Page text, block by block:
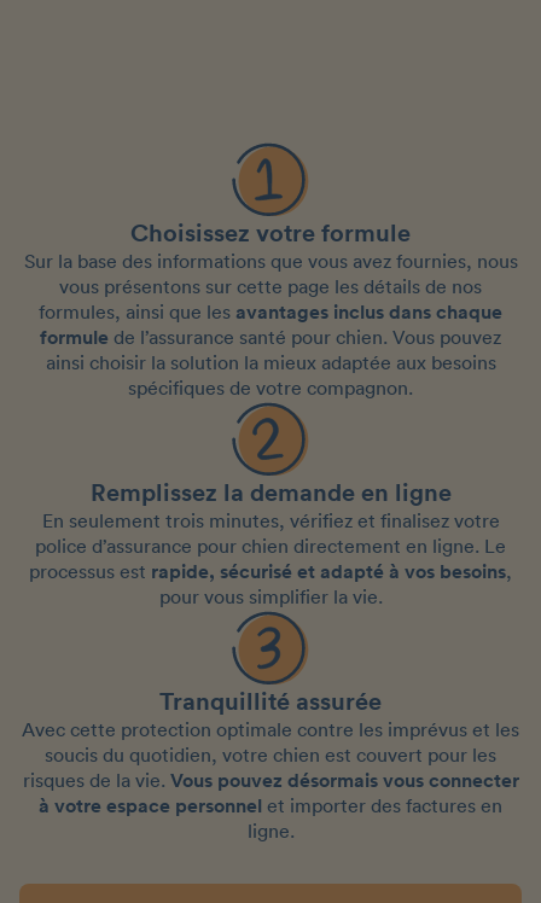
Choisissez votre formule
Sur la base des informations que vous avez fournies, nous
vous présentons sur cette page les détails de nos
formules, ainsi que les avantages inclus dans chaque
formule de l’assurance santé pour chien. Vous pouvez
ainsi choisir la solution la mieux adaptée aux besoins
spécifiques de votre compagnon.
Remplissez la demande en ligne
En seulement trois minutes, vérifiez et finalisez votre
police d’assurance pour chien directement en ligne. Le
processus est rapide, sécurisé et adapté à vos besoins,
pour vous simplifier la vie.
Tranquillité assurée
Avec cette protection optimale contre les imprévus et les
soucis du quotidien, votre chien est couvert pour les
risques de la vie. Vous pouvez désormais vous connecter
à votre espace personnel et importer des factures en
ligne.